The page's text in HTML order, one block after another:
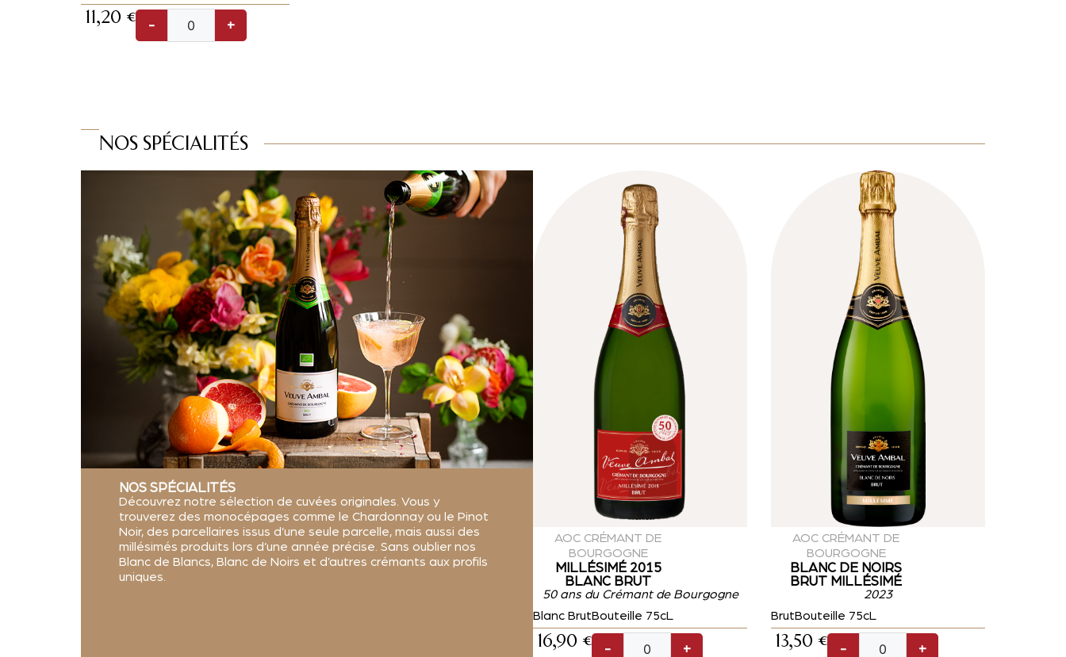
11,20 € - +
NOS SPÉCIALITÉS
NOS SPÉCIALITÉS
Découvrez notre sélection de cuvées originales. Vous y
trouverez des monocépages comme le Chardonnay ou le Pinot
Noir, des parcellaires issus d’une seule parcelle, mais aussi des
millésimés produits lors d’une année précise. Sans oublier nos
Blanc de Blancs, Blanc de Noirs et d’autres crémants aux profils
uniques.
AOC CRÉMANT DE
BOURGOGNE
MILLÉSIMÉ 2015
BLANC BRUT
50 ans du Crémant de Bourgogne
Blanc BrutBouteille 75cL
16,90 € - +
AOC CRÉMANT DE
BOURGOGNE
BLANC DE NOIRS
BRUT MILLÉSIMÉ
2023
BrutBouteille 75cL
13,50 € - +